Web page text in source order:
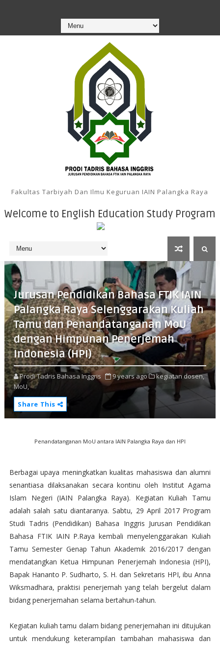
Fakultas Tarbiyah Dan Ilmu Keguruan IAIN Palangka Raya
Welcome to English Education Study Program
Jurusan Pendidikan Bahasa FTIK IAIN
Palangka Raya Selenggarakan Kuliah
Tamu dan Penandatanganan MoU
dengan Himpunan Penerjemah
Indonesia (HPI)
Prodi Tadris Bahasa Inggris 9 years ago
kegiatan dosen,
MoU,
Share This
Penandatanganan MoU antara IAIN Palangka Raya dan HPI
Berbagai upaya meningkatkan kualitas mahasiswa dan alumni
senantiasa dilaksanakan secara kontinu oleh Institut Agama
Islam Negeri (IAIN Palangka Raya). Kegiatan Kuliah Tamu
adalah salah satu diantaranya. Sabtu, 29 April 2017 Program
Studi Tadris (Pendidikan) Bahasa Inggris Jurusan Pendidikan
Bahasa FTIK IAIN P.Raya kembali menyelenggarakan Kuliah
Tamu Semester Genap Tahun Akademik 2016/2017 dengan
mendatangkan Ketua Himpunan Penerjemah Indonesia (HPI),
Bapak Hananto P. Sudharto, S. H. dan Sekretaris HPI, ibu Anna
Wiksmadhara, praktisi penerjemah yang telah bergelut dalam
bidang penerjemahan selama bertahun-tahun.
Kegiatan kuliah tamu dalam bidang penerjemahan ini ditujukan
untuk mendukung keterampilan tambahan mahasiswa dan